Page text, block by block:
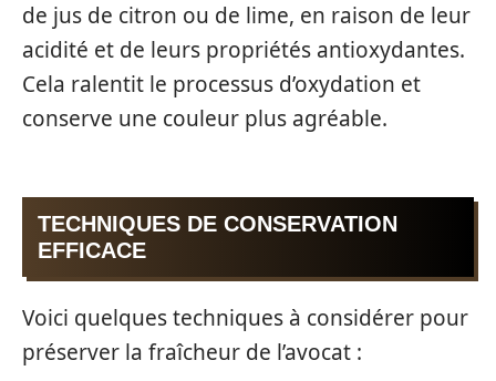
de jus de citron ou de lime, en raison de leur
acidité et de leurs propriétés antioxydantes.
Cela ralentit le processus d’oxydation et
conserve une couleur plus agréable.
TECHNIQUES DE CONSERVATION
EFFICACE
Voici quelques techniques à considérer pour
préserver la fraîcheur de l’avocat :